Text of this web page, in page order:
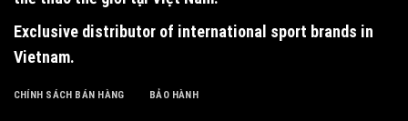
Exclusive distributor of international sport brands in
Vietnam.
CHÍNH SÁCH BÁN HÀNG BẢO HÀNH